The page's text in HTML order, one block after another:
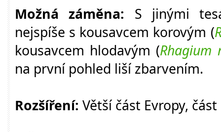
Možná záměna: S jinými
nejspíše s kousavcem korovým (
kousavcem hlodavým (Rhagium
na první pohled liší zbarvením.
Rozšíření: Větší část Evropy,